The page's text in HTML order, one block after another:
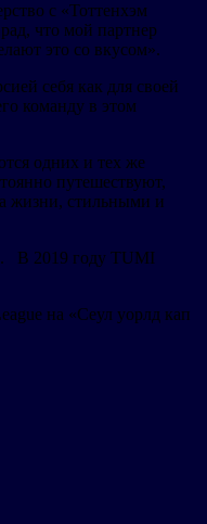
с «Тоттенхэм
что мой партнер
это со вкусом».
себя как для своей
команду в этом
одних и тех же
путешествуют,
жизни, стильными и
В 2019 году TUMI
на «Сеул уорлд кап